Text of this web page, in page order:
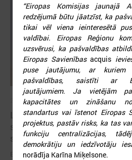
2026. gada 19. jūnijs
Latvijas pašvaldības
sadarbībai ar Ukrainas
starptautiskai balvai
Eiropas Pašvaldību un reģionu padome
“Eiropas Komisijas jaunajā
redzējumā būtu jāatzīst, ka
tikai vēl viena ieinteresētā
valdībai. Eiropas Reģionu
uzsvērusi, ka pašvaldības
Eiropas Savienībasacquis
puse jautājumu, ar kuriem
pašvaldības, saistīti ar
jautājumiem. Ja vietējām
kapacitātes un zināšanu
standartus vai īstenot Eiropas
projektus, pastāv risks, ka tas
funkciju centralizācijas,
demokrātiju un iedzīvotāju
norādīja Karīna Miķelsone.